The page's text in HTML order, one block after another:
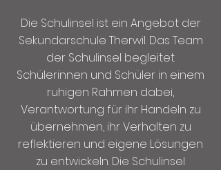
Die Schulinsel ist ein Angebot der
Sekundarschule Therwil. Das Team
der Schulinsel begleitet
Schülerinnen und Schüler in einem
ruhigen Rahmen dabei,
Verantwortung für ihr Handeln zu
übernehmen, ihr Verhalten zu
reflektieren und eigene Lösungen
zu entwickeln. Die Schulinsel